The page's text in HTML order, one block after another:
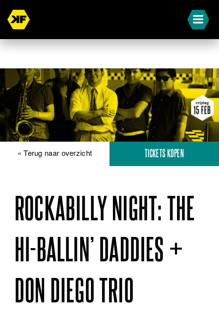
« Terug naar overzicht TICKETS KOPEN
ROCKABILLY NIGHT: THE
HI-BALLIN’ DADDIES +
DON DIEGO TRIO